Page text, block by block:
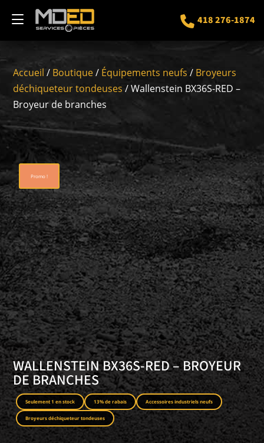
418 276-1874
Accueil / Boutique/ Équipements neufs / Broyeurs
déchiqueteur tondeuses / Wallenstein BX36S-RED –
Broyeur de branches
Promo !
WALLENSTEIN BX36S-RED – BROYEUR
DE BRANCHES
Seulement 1 en stock 13% de rabais Accessoires industriels neufs
Broyeurs déchiqueteur tondeuses